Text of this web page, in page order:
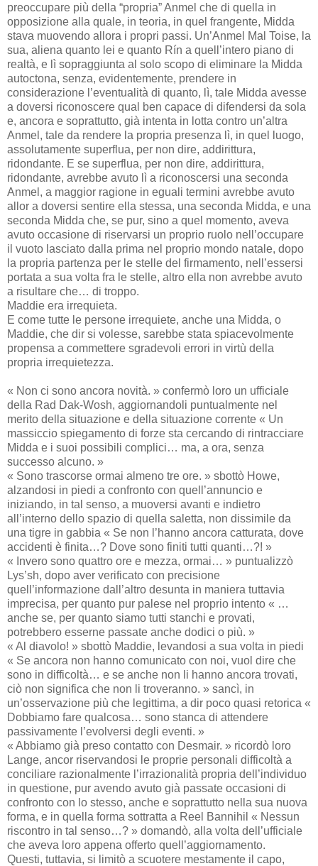
preoccupare più della “propria” Anmel che di quella in
opposizione alla quale, in teoria, in quel frangente, Midda
stava muovendo allora i propri passi. Un’Anmel Mal Toise, la
sua, aliena quanto lei e quanto Rín a quell’intero piano di
realtà, e lì sopraggiunta al solo scopo di eliminare la Midda
autoctona, senza, evidentemente, prendere in
considerazione l’eventualità di quanto, lì, tale Midda avesse
a doversi riconoscere qual ben capace di difendersi da sola
e, ancora e soprattutto, già intenta in lotta contro un’altra
Anmel, tale da rendere la propria presenza lì, in quel luogo,
assolutamente superflua, per non dire, addirittura,
ridondante. E se superflua, per non dire, addirittura,
ridondante, avrebbe avuto lì a riconoscersi una seconda
Anmel, a maggior ragione in eguali termini avrebbe avuto
allor a doversi sentire ella stessa, una seconda Midda, e una
seconda Midda che, se pur, sino a quel momento, aveva
avuto occasione di riservarsi un proprio ruolo nell’occupare
il vuoto lasciato dalla prima nel proprio mondo natale, dopo
la propria partenza per le stelle del firmamento, nell’essersi
portata a sua volta fra le stelle, altro ella non avrebbe avuto
a risultare che… di troppo.
Maddie era irrequieta.
E come tutte le persone irrequiete, anche una Midda, o
Maddie, che dir si volesse, sarebbe stata spiacevolmente
propensa a commettere sgradevoli errori in virtù della
propria irrequietezza.
« Non ci sono ancora novità. » confermò loro un ufficiale
della Rad Dak-Wosh, aggiornandoli puntualmente nel
merito della situazione e della situazione corrente « Un
massiccio spiegamento di forze sta cercando di rintracciare
Midda e i suoi possibili complici… ma, a ora, senza
successo alcuno. »
« Sono trascorse ormai almeno tre ore. » sbottò Howe,
alzandosi in piedi a confronto con quell’annuncio e
iniziando, in tal senso, a muoversi avanti e indietro
all’interno dello spazio di quella saletta, non dissimile da
una tigre in gabbia « Se non l’hanno ancora catturata, dove
accidenti è finita…? Dove sono finiti tutti quanti…?! »
« Invero sono quattro ore e mezza, ormai… » puntualizzò
Lys’sh, dopo aver verificato con precisione
quell’informazione dall’altro desunta in maniera tuttavia
imprecisa, per quanto pur palese nel proprio intento « …
anche se, per quanto siamo tutti stanchi e provati,
potrebbero esserne passate anche dodici o più. »
« Al diavolo! » sbottò Maddie, levandosi a sua volta in piedi
« Se ancora non hanno comunicato con noi, vuol dire che
sono in difficoltà… e se anche non li hanno ancora trovati,
ciò non significa che non li troveranno. » sancì, in
un’osservazione più che legittima, a dir poco quasi retorica «
Dobbiamo fare qualcosa… sono stanca di attendere
passivamente l’evolversi degli eventi. »
« Abbiamo già preso contatto con Desmair. » ricordò loro
Lange, ancor riservandosi le proprie personali difficoltà a
conciliare razionalmente l’irrazionalità propria dell’individuo
in questione, pur avendo avuto già passate occasioni di
confronto con lo stesso, anche e soprattutto nella sua nuova
forma, e in quella forma sottratta a Reel Bannihil « Nessun
riscontro in tal senso…? » domandò, alla volta dell’ufficiale
che aveva loro appena offerto quell’aggiornamento.
Questi, tuttavia, si limitò a scuotere mestamente il capo,